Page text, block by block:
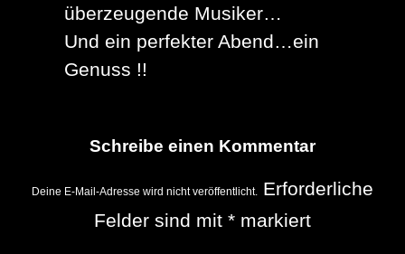
überzeugende Musiker…
Und ein perfekter Abend…ein
Genuss !!
Schreibe einen Kommentar
Deine E-Mail-Adresse wird nicht veröffentlicht. Erforderliche
Felder sind mit * markiert